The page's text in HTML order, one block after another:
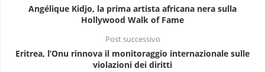
Angélique Kidjo, la prima artista africana nera sulla
Hollywood Walk of Fame
Post successivo
Eritrea, l’Onu rinnova il monitoraggio internazionale sulle
violazioni dei diritti